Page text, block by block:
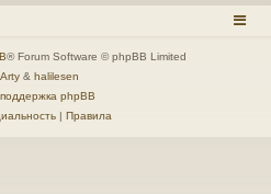
® Forum Software © phpBB Limited
Arty & halilesen
phpBB
| Правила